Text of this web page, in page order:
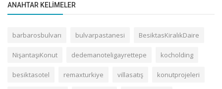
ANAHTAR KELIMELER
barbarosbulvarı bulvarpastanesi BesiktasKiralıkDaire
NişantaşıKonut dedemanoteligayrettepe kocholding
besiktasotel remaxturkiye villasatış konutprojeleri